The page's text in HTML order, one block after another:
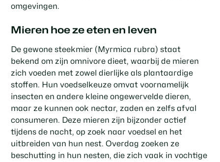
omgevingen.
Mieren hoe ze eten en leven
De gewone steekmier (Myrmica rubra) staat
bekend om zijn omnivore dieet, waarbij de mieren
zich voeden met zowel dierlijke als plantaardige
stoffen. Hun voedselkeuze omvat voornamelijk
insecten en andere kleine ongewervelde dieren,
maar ze kunnen ook nectar, zaden en zelfs afval
consumeren. Deze mieren zijn bijzonder actief
tijdens de nacht, op zoek naar voedsel en het
uitbreiden van hun nest. Overdag zoeken ze
beschutting in hun nesten, die zich vaak in vochtige